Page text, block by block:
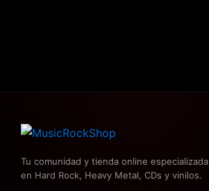
Tu comunidad y tienda online especializada
en Hard Rock, Heavy Metal, CDs y vinilos.